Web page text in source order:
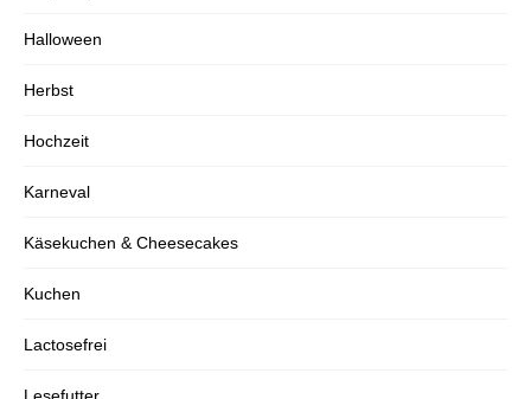
Halloween
Herbst
Hochzeit
Karneval
Käsekuchen & Cheesecakes
Kuchen
Lactosefrei